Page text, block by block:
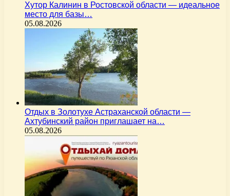
Хутор Калинин в Ростовской области — идеальное
место для базы…
05.08.2026
Отдых в Золотухе Астраханской области —
Ахтубинский район приглашает на…
05.08.2026